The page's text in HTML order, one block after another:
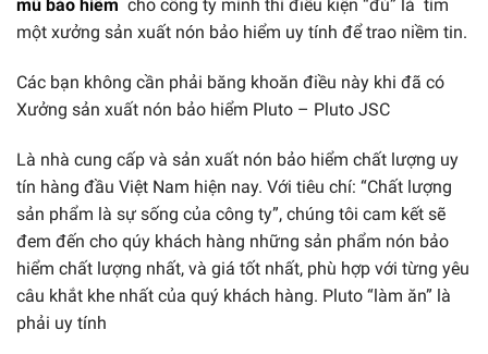
mũ bảo hiểm cho công ty mình thì điều kiện “đủ” là tìm
một xưởng sản xuất nón bảo hiểm uy tính để trao niềm tin.
Các bạn không cần phải băng khoăn điều này khi đã có
Xưởng sản xuất nón bảo hiểm Pluto – Pluto JSC
Là nhà cung cấp và sản xuất nón bảo hiểm chất lượng uy
tín hàng đầu Việt Nam hiện nay. Với tiêu chí: “Chất lượng
sản phẩm là sự sống của công ty”, chúng tôi cam kết sẽ
đem đến cho qúy khách hàng những sản phẩm nón bảo
hiểm chất lượng nhất, và giá tốt nhất, phù hợp với từng yêu
câu khắt khe nhất của quý khách hàng. Pluto “làm ăn” là
phải uy tính